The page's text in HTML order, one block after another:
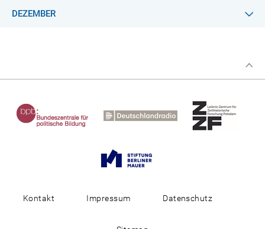
DEZEMBER
Kontakt Impressum Datenschutz